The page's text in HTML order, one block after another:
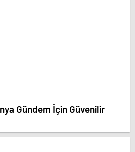
Gündem İçin Güvenilir